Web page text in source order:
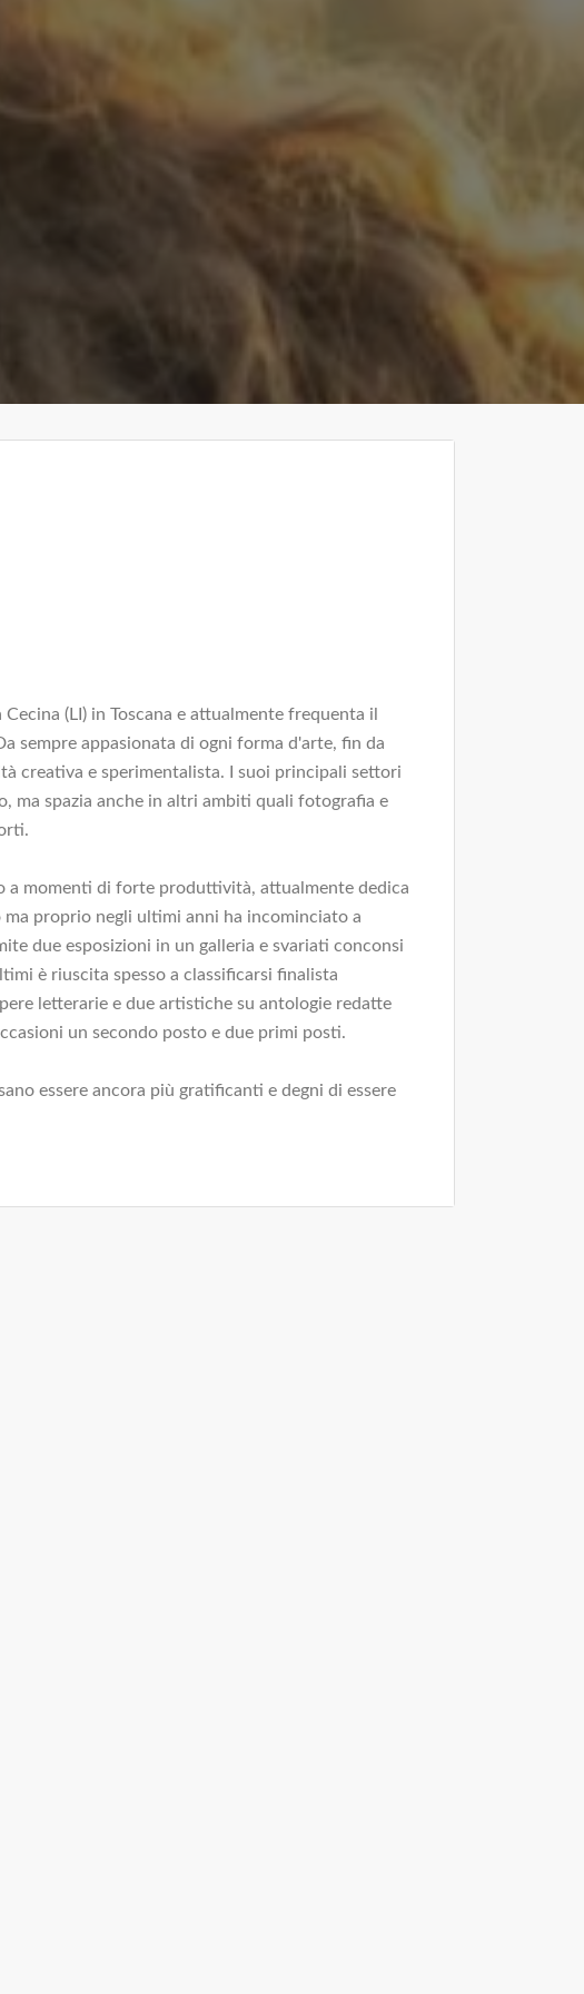
(LI) in Toscana e attualmente frequenta il
sempre appasionata di ogni forma d'arte, fin da
creativa e sperimentalista. I suoi principali settori
ma spazia anche in altri ambiti quali fotografia e
a momenti di forte produttività, attualmente dedica
proprio negli ultimi anni ha incominciato a
due esposizioni in un galleria e svariati conconsi
è riuscita spesso a classificarsi finalista
letterarie e due artistiche su antologie redatte
un secondo posto e due primi posti.
essere ancora più gratificanti e degni di essere